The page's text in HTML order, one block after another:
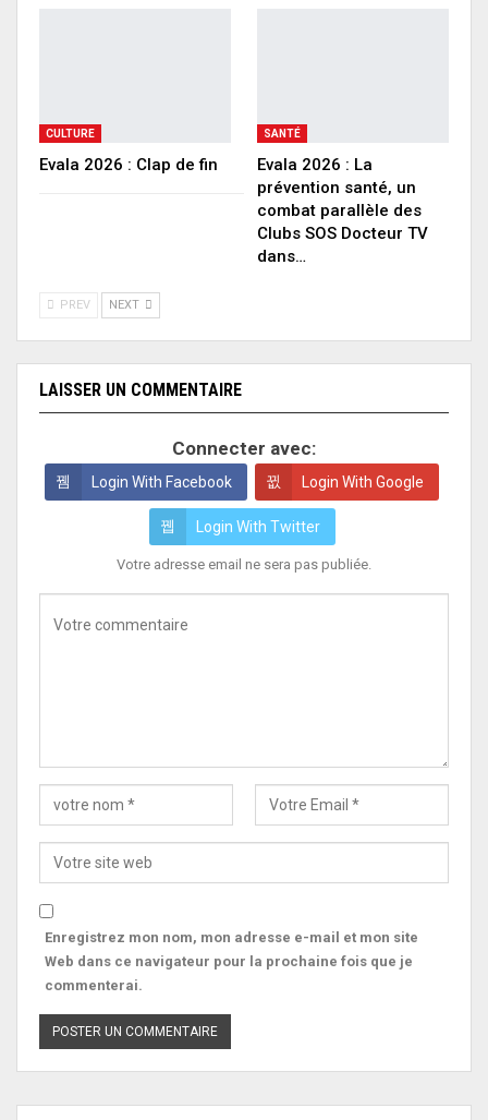
CULTURE
Evala 2026 : Clap de fin
SANTÉ
Evala 2026 : La
prévention santé, un
combat parallèle des
Clubs SOS Docteur TV
dans…
PREV NEXT
LAISSER UN COMMENTAIRE
Connecter avec:
Login With Facebook Login With Google
Login With Twitter
Votre adresse email ne sera pas publiée.
Enregistrez mon nom, mon adresse e-mail et mon site
Web dans ce navigateur pour la prochaine fois que je
commenterai.